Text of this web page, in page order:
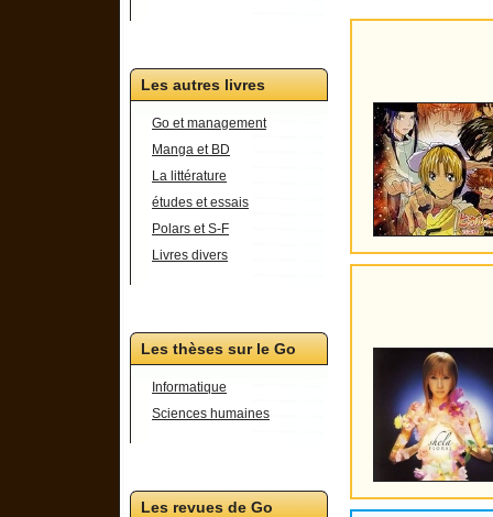
Les autres livres
Go et management
Manga et BD
La littérature
études et essais
Polars et S-F
Livres divers
Les thèses sur le Go
Informatique
Sciences humaines
Les revues de Go